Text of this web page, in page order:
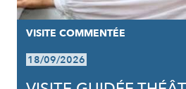
VISITE COMMENTÉE
18/09/2026